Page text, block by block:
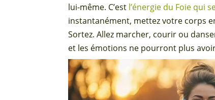
lui-même. C’est l’énergie du Foie qui
instantanément, mettez votre corps
Sortez. Allez marcher, courir ou
et les émotions ne pourront plus